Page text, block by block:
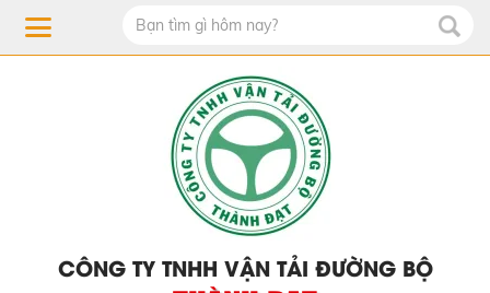
CÔNG TY TNHH VẬN TẢI ĐƯỜNG BỘ